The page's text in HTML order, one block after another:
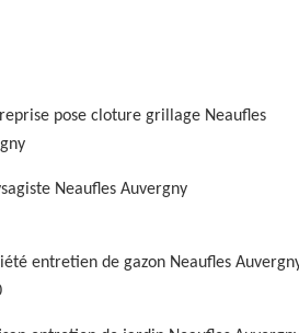
pose cloture grillage Neaufles
Neaufles Auvergny
entretien de gazon Neaufles